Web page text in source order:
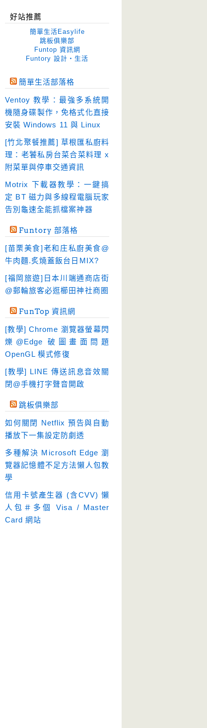
優化軟體 (38)
光碟工具 (33)
免安裝 (641)
即時通訊 (23)
壓縮軟體 (9)
安全防護 (55)
影音播放 (51)
影音轉檔 (81)
教育學習 (23)
文書工具 (91)
畫面擷取 (36)
看圖程式 (17)
硬碟工具 (64)
系統工具 (242)
(188)
翻譯軟體 (3)
輸入法 (4)
好站推薦
簡單生活Easylife
跳板俱樂部
Funtop 資訊網
Funtory 設計‧生活
簡單生活部落格
Ventoy 教學：最強多系統開
機隨身碟製作，免格式化直接
安裝 Windows 11 與 Linux
[竹北聚餐推薦] 草根匯私廚料
理：老饕私房台菜合菜料理 x
附菜單與停車交通資訊
Motrix 下載器教學：一鍵搞
定 BT 磁力與多線程電腦玩家
告別龜速全能抓檔案神器
Funtory 部落格
[苗栗美食]老和庄私廚美食@
牛肉麵.炙燒蓋飯台日MIX?
[福岡旅遊]日本川端通商店街
@郵輪旅客必逛櫛田神社商圈
FunTop 資訊網
[教學] Chrome 瀏覽器螢幕閃
爍@Edge 破圖畫面問題
OpenGL 模式修復
[教學] LINE 傳送訊息音效關
閉@手機打字聲音開啟
跳板俱樂部
如何關閉 Netflix 預告與自動
播放下一集設定防劇透
多種解決 Microsoft Edge 瀏
覽器記憶體不足方法懶人包教
學
信用卡號產生器 (含CVV) 懶
人包＃多個 Visa / Master
Card 網站